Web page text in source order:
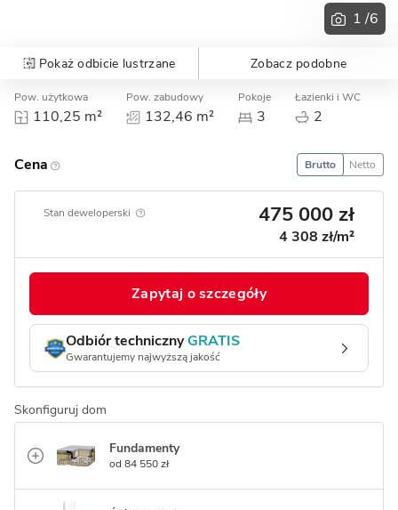
1 /6
Pokaż odbicie lustrzane Zobacz podobne
Pow. użytkowa
110,25 m²
Pow. zabudowy
132,46 m²
Pokoje
3
Łazienki i WC
2
Cena Brutto Netto
Stan deweloperski 475 000 zł
4 308 zł/m²
Zapytaj o szczegóły
Odbiór technicznyGRATIS
Gwarantujemy najwyższą jakość
Skonfiguruj dom
Fundamenty
od 84 550 zł